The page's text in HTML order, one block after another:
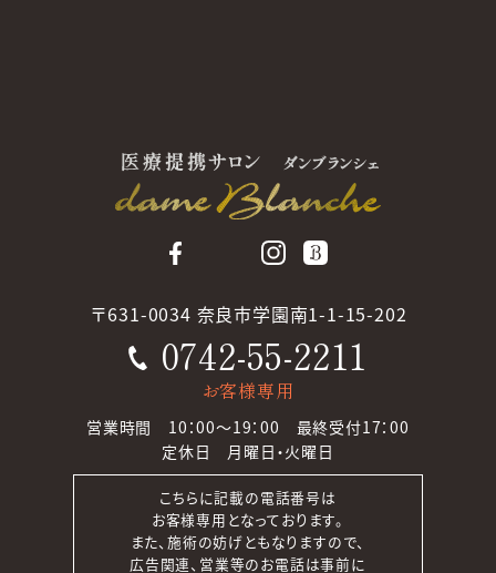
〒631-0034 奈良市学園南1-1-15-202
0742-55-2211
お客様専用
営業時間 10：00～19：00 最終受付17：00
定休日 月曜日・火曜日
こちらに記載の電話番号は
お客様専用となっております。
また、施術の妨げともなりますので、
広告関連、営業等のお電話は事前に